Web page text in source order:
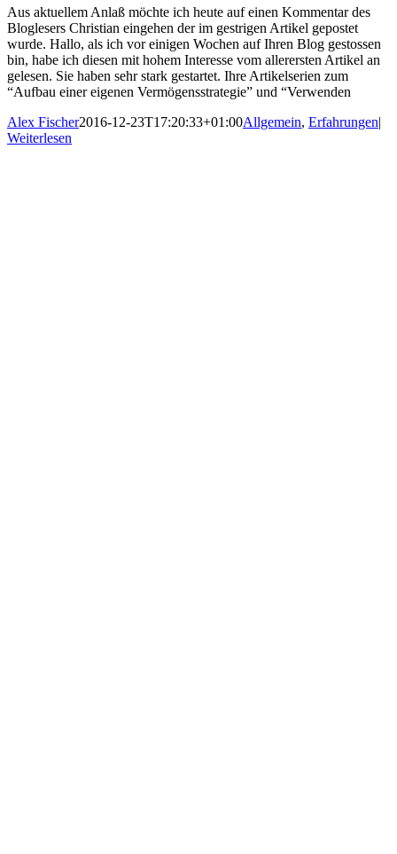
Aus aktuellem Anlaß möchte ich heute auf einen Kommentar des
Bloglesers Christian eingehen der im gestrigen Artikel gepostet
wurde. Hallo, als ich vor einigen Wochen auf Ihren Blog gestossen
bin, habe ich diesen mit hohem Interesse vom allerersten Artikel an
gelesen. Sie haben sehr stark gestartet. Ihre Artikelserien zum
“Aufbau einer eigenen Vermögensstrategie” und “Verwenden
Alex Fischer2016-12-23T17:20:33+01:00Allgemein, Erfahrungen|
Weiterlesen